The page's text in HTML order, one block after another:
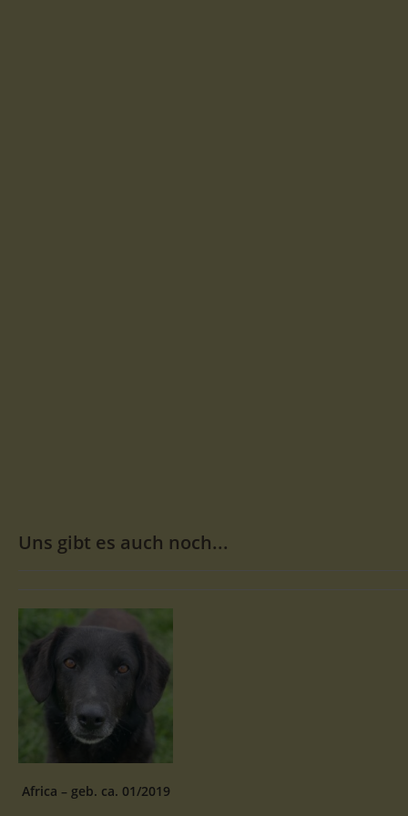
Uns gibt es auch noch...
Africa – geb. ca. 01/2019